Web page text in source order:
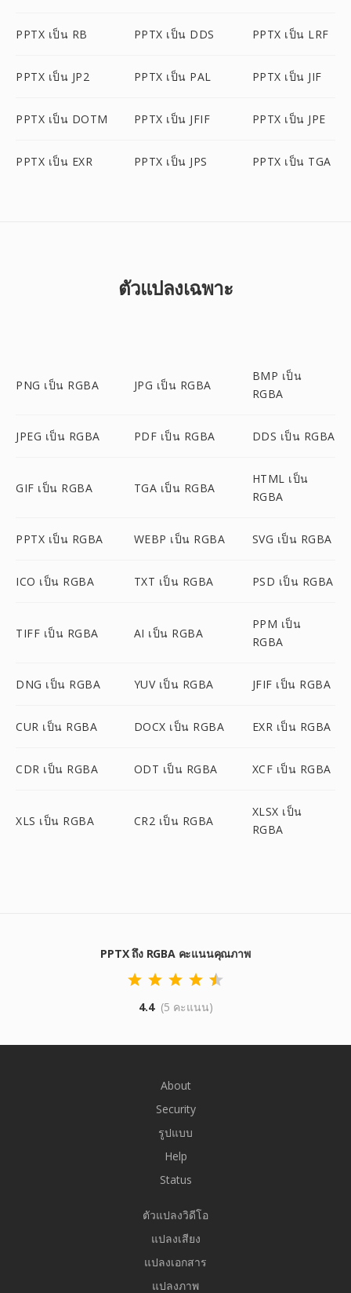
PPTX เป็น RB PPTX เป็น DDS PPTX เป็น LRF
PPTX เป็น JP2 PPTX เป็น PAL PPTX เป็น JIF
PPTX เป็น DOTM PPTX เป็น JFIF PPTX เป็น JPE
PPTX เป็น EXR PPTX เป็น JPS PPTX เป็น TGA
ตัวแปลงเฉพาะ
PNG เป็น RGBA JPG เป็น RGBA
BMP เป็น
RGBA
JPEG เป็น RGBA PDF เป็น RGBA DDS เป็น RGBA
GIF เป็น RGBA TGA เป็น RGBA
HTML เป็น
RGBA
PPTX เป็น RGBA WEBP เป็น RGBA SVG เป็น RGBA
ICO เป็น RGBA TXT เป็น RGBA PSD เป็น RGBA
TIFF เป็น RGBA AI เป็น RGBA
PPM เป็น
RGBA
DNG เป็น RGBA YUV เป็น RGBA JFIF เป็น RGBA
CUR เป็น RGBA DOCX เป็น RGBA EXR เป็น RGBA
CDR เป็น RGBA ODT เป็น RGBA XCF เป็น RGBA
XLS เป็น RGBA CR2 เป็น RGBA
XLSX เป็น
RGBA
PPTX ถึง RGBA คะแนนคุณภาพ
4.4 (5 คะแนน)
About
Security
รูปแบบ
Help
Status
ตัวแปลงวิดีโอ
แปลงเสียง
แปลงเอกสาร
แปลงภาพ